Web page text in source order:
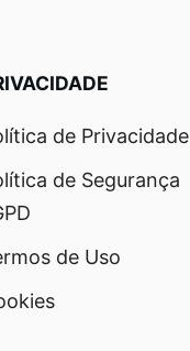
de Privacidade
de Segurança
de Uso